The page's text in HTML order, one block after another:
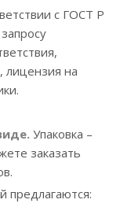
с ГОСТ Р
лицензия на
Упаковка –
заказать
предлагаются: